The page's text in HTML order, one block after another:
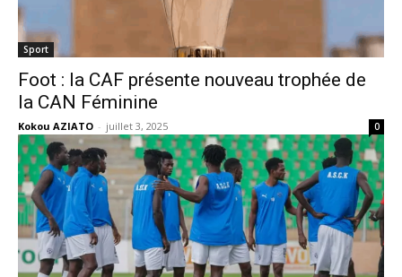
Sport
Foot : la CAF présente nouveau trophée de
la CAN Féminine
Kokou AZIATO - juillet 3, 2025 0